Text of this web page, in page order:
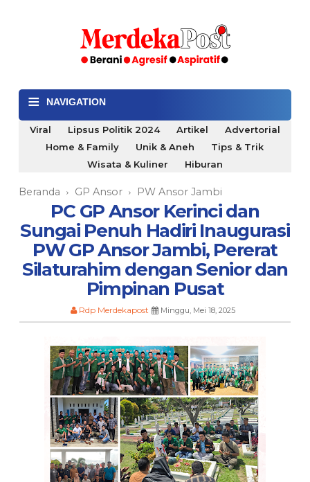
≡ NAVIGATION
Viral Lipsus Politik 2024 Artikel
Advertorial
Home & Family
Unik & Aneh
Tips & Trik
Wisata & Kuliner
Hiburan
Beranda › GP Ansor › PW Ansor Jambi
PC GP Ansor Kerinci dan
Sungai Penuh Hadiri Inaugurasi
PW GP Ansor Jambi, Pererat
Silaturahim dengan Senior dan
Pimpinan Pusat
Rdp Merdekapost Minggu, Mei 18, 2025